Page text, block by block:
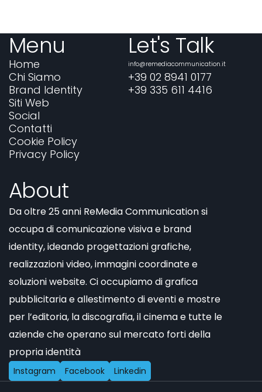
Menu
Home
Chi Siamo
Brand Identity
Siti Web
Social
Contatti
Cookie Policy
Privacy Policy
About
Da oltre 25 anni ReMedia Communication si
occupa di comunicazione visiva e brand
identity, ideando progettazioni grafiche,
realizzazioni video, immagini coordinate e
soluzioni website. Ci occupiamo di grafica
pubblicitaria e allestimento di eventi e mostre
per l’editoria, la discografia, il cinema e tutte le
aziende che operano sul mercato forti della
propria identità
Instagram Facebook Linkedin
Let's Talk
info@remediacommunication.it
+39 02 8941 0177
+39 335 611 4416